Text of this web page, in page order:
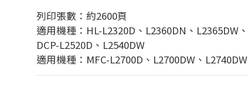
列印張數：約2600頁
適用機種：HL-L2320D、L2360DN、L2365DW、
DCP-L2520D、L2540DW
適用機種：MFC-L2700D、L2700DW、L2740DW